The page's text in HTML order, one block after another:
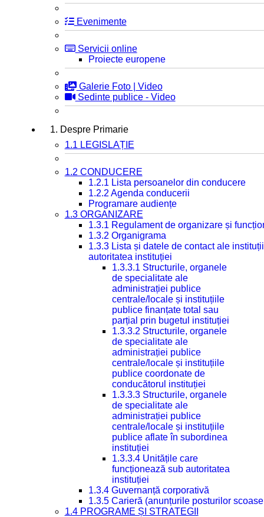
Evenimente
Servicii online
Proiecte europene
Galerie Foto | Video
Sedinte publice - Video
1. Despre Primarie
1.1 LEGISLAȚIE
1.2 CONDUCERE
1.2.1 Lista persoanelor din conducere
1.2.2 Agenda conducerii
Programare audiențe
1.3 ORGANIZARE
1.3.1 Regulament de organizare și
1.3.2 Organigrama
1.3.3 Lista și datele de contact ale
autoritatea instituției
1.3.3.1 Structurile, organele
de specialitate ale
administrației publice
centrale/locale și instituțiile
publice finanțate total sau
parțial prin bugetul instituției
1.3.3.2 Structurile, organele
de specialitate ale
administrației publice
centrale/locale și instituțiile
publice coordonate de
conducătorul instituției
1.3.3.3 Structurile, organele
de specialitate ale
administrației publice
centrale/locale și instituțiile
publice aflate în subordinea
instituției
1.3.3.4 Unitățile care
funcționează sub autoritatea
instituției
1.3.4 Guvernanță corporativă
1.3.5 Carieră (anunțurile posturilor
1.4 PROGRAME ȘI STRATEGII